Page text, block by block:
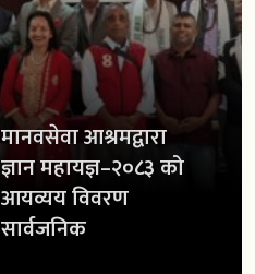
मानवसेवा आश्रमद्वारा
ज्ञान महायज्ञ–२०८३ को
आयव्यय विवरण
सार्वजनिक